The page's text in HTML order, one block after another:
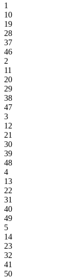
1
10
19
28
37
46
2
11
20
29
38
47
3
12
21
30
39
48
4
13
22
31
40
49
5
14
23
32
41
50